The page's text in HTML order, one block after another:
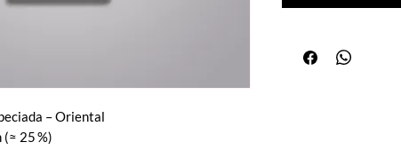
– Oriental
25 %)